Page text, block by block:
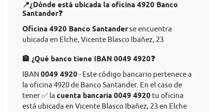
📍¿Dónde está ubicada la oficina 4920 Banco
Santander❓
Oficina 4920 Banco Santanderse encuentra
ubicada en Elche, Vicente Blasco Ibañez, 23
🏦 ¿Qué banco tiene IBAN 0049 4920❓
IBAN 0049 4920 - Este código bancario pertenece a
la oficina 4920 de Banco Santander. En el caso de
tener ✅ la cuenta bancaria 0049 4920 tu oficina
está ubicada en Vicente Blasco Ibañez, 23 en Elche